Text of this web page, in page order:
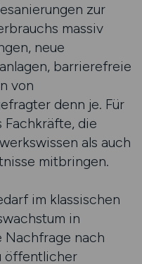
zur
massiv
neue
barrierefreie
von
denn je. Für
Fachkräfte, die
als auch
mitbringen.
im klassischen
in
Nachfrage nach
öffentlicher